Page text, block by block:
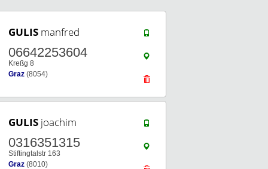
GULIS manfred
06642253604
Kreßg 8
Graz (8054)
GULIS joachim
0316351315
Stiftingtalstr 163
Graz (8010)